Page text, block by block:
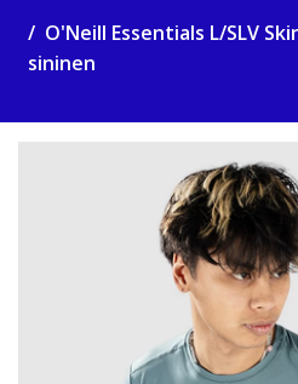
O'Neill Essentials L/SLV
sininen